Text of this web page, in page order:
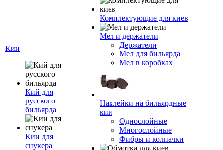
Кии
Кий для
русского
бильярда
Кии для
снукера
Комплектующие для киев
Мел и держатели
Держатели
Мел для бильярда
Мел в коробках
Наклейки на бильярдные
кии
Однослойные
Многослойные
Фибры и колпачки